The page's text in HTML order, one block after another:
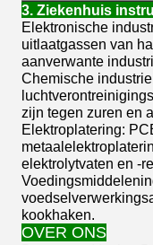
3. Ziekenhuis
Elektronische
uitlaatgassen van
aanverwante
Chemische
zijn tegen zuren en
Elektroplatering:
elektrolytvaten en -
kookhaken.
OVER ONS